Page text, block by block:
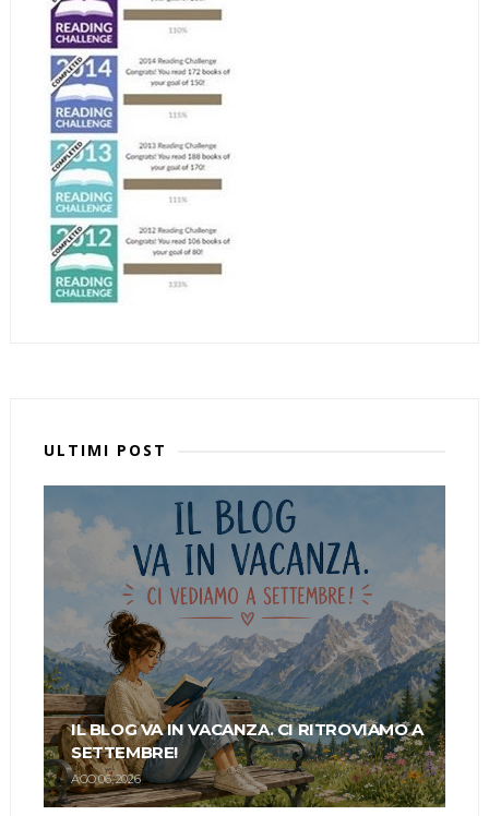
ULTIMI POST
IL BLOG VA IN VACANZA. CI RITROVIAMO A
SETTEMBRE!
AGO 06, 2026